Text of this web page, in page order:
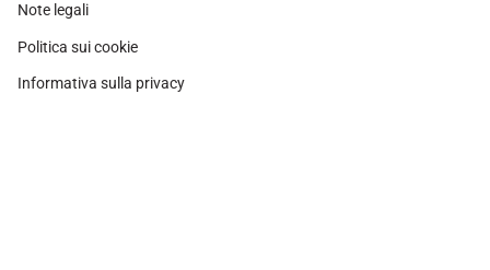
Note legali
Politica sui cookie
Informativa sulla privacy